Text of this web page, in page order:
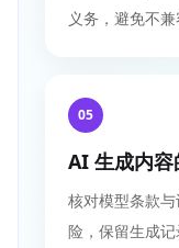
义务，避免不兼
05
AI 生成内容
核对模型条款
险，保留生成记